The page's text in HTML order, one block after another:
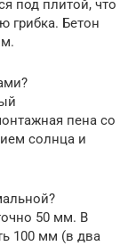
под плитой, что
грибка. Бетон
пена со
солнца и
50 мм. В
100 мм (в два